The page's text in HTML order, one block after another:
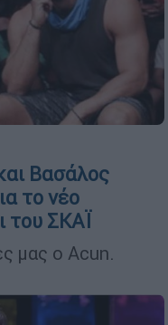
Βασάλος
το νέο
του ΣΚΑΪ
μας ο Acun.